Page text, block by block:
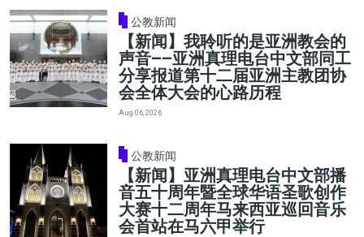
公教新闻
【新闻】我聆听的是亚洲教会的
声音——亚洲真理电台中文部同工
分享报道第十二届亚洲主教团协
会全体大会的心路历程
Aug 06, 2026
公教新闻
【新闻】亚洲真理电台中文部播
音五十周年暨全球华语圣歌创作
大赛十二周年马来西亚巡回音乐
会首站在马六甲举行